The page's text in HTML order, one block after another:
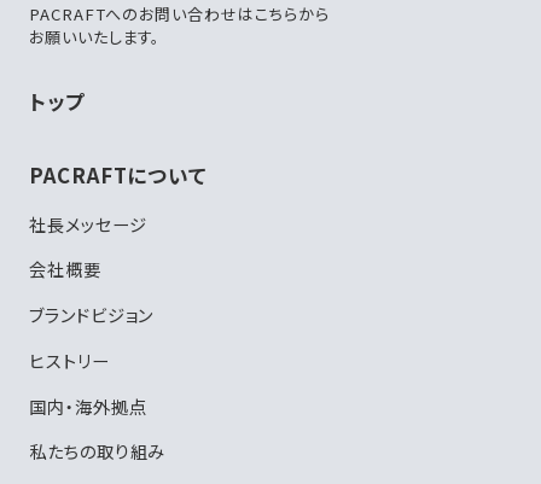
PACRAFTへのお問い合わせはこちらから
お願いいたします。
トップ
PACRAFTについて
社長メッセージ
会社概要
ブランドビジョン
ヒストリー
国内・海外拠点
私たちの取り組み